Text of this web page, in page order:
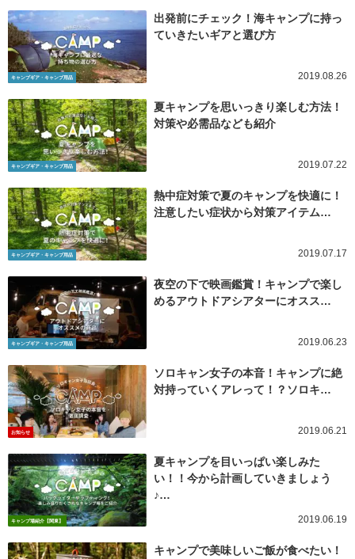
キャンプギア・キャンプ用品
出発前にチェック！海キャンプに持っ
ていきたいギアと選び方
2019.08.26
キャンプギア・キャンプ用品
夏キャンプを思いっきり楽しむ方法！
対策や必需品なども紹介
2019.07.22
キャンプギア・キャンプ用品
熱中症対策で夏のキャンプを快適に！
注意したい症状から対策アイテム…
2019.07.17
キャンプギア・キャンプ用品
夜空の下で映画鑑賞！キャンプで楽し
めるアウトドアシアターにオスス…
2019.06.23
お知らせ
ソロキャン女子の本音！キャンプに絶
対持っていくアレって！？ソロキ…
2019.06.21
キャンプ場紹介【関東】
夏キャンプを目いっぱい楽しみた
い！！今から計画していきましょう
♪…
2019.06.19
キャンプで美味しいご飯が食べたい！